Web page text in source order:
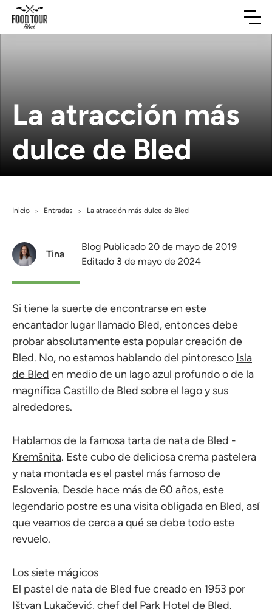
La atracción más
dulce de Bled
Inicio > Entradas > La atracción más dulce de Bled
Tina
Blog Publicado 20 de mayo de 2019
Editado 3 de mayo de 2024
Si tiene la suerte de encontrarse en este
encantador lugar llamado Bled, entonces debe
probar absolutamente esta popular creación de
Bled. No, no estamos hablando del pintoresco Isla
de Bled en medio de un lago azul profundo o de la
magníficaCastillo de Bled sobre el lago y sus
alrededores.
Hablamos de la famosa tarta de nata de Bled -
Kremšnita. Este cubo de deliciosa crema pastelera
y nata montada es el pastel más famoso de
Eslovenia. Desde hace más de 60 años, este
legendario postre es una visita obligada en Bled, así
que veamos de cerca a qué se debe todo este
revuelo.
Los siete mágicos
El pastel de nata de Bled fue creado en 1953 por
Ištvan Lukačević, chef del Park Hotel de Bled.